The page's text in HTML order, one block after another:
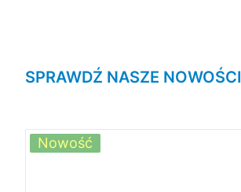
SPRAWDŹ NASZE NOWOŚCI
Nowość